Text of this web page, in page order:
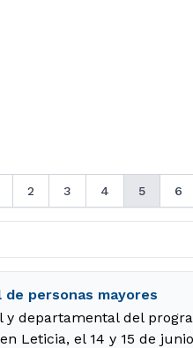
2 3 4 5 6
personas mayores
departamental del
Leticia, el 14 y 15 de